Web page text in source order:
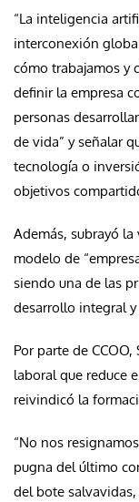
“La inteligencia
interconexión
cómo trabajamos y
definir la empresa
personas
de vida” y señalar
tecnología o
objetivos
Además, subrayó
modelo de
siendo una de las
desarrollo integral
Por parte de
laboral que reduce
reivindicó la
“No nos
pugna del último
del bote